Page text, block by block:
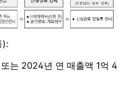
):
는 2024년 연 매출액 1억 4